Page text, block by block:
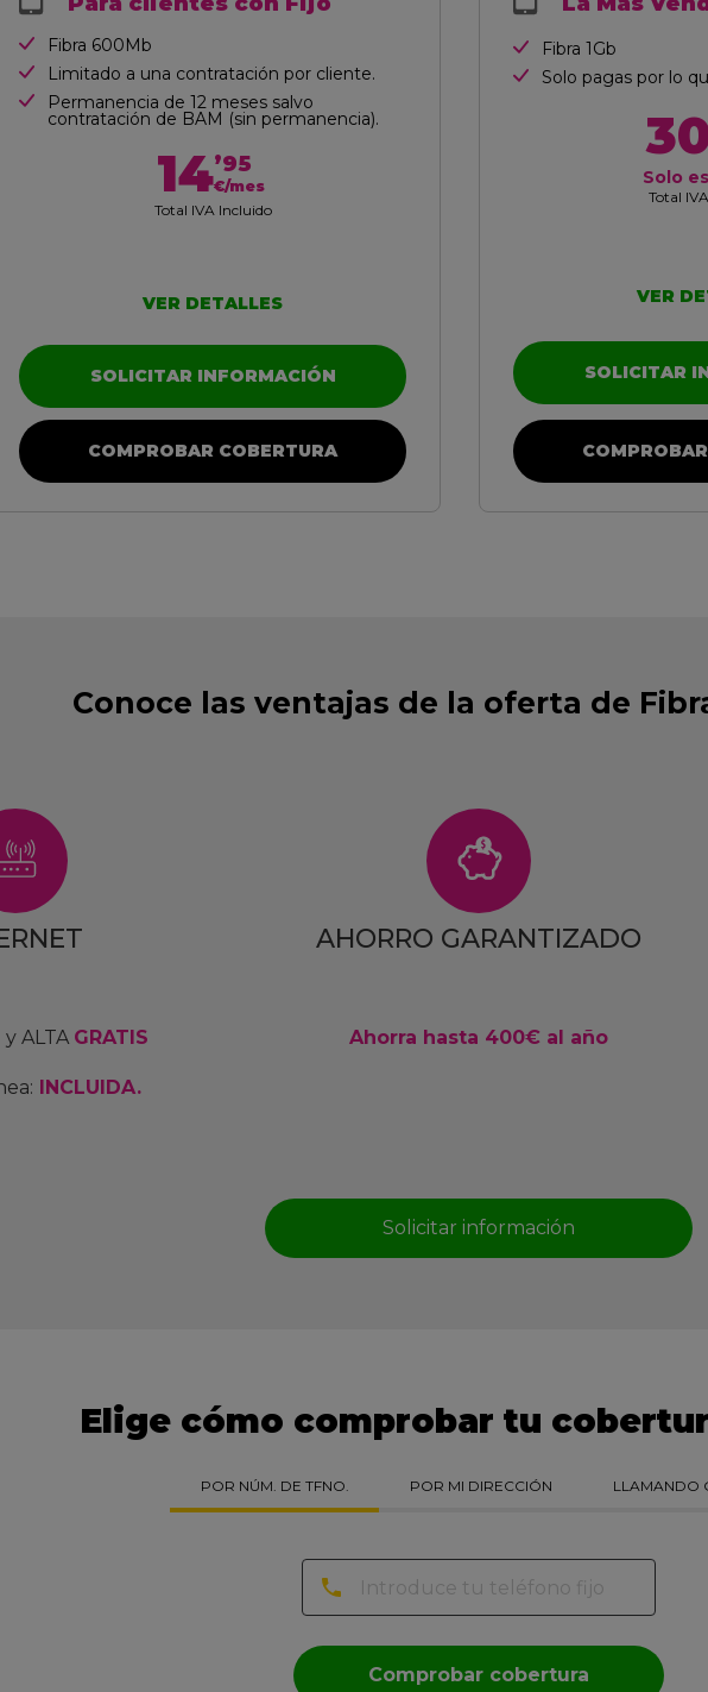
Fibra 600Mb
Limitado a una contratación por cliente.
Permanencia de 12 meses salvo
contratación de BAM (sin permanencia).
14’95
€/mes
Total IVA Incluido
VER DETALLES
SOLICITAR INFORMACIÓN
COMPROBAR COBERTURA
Fibra 1Gb
Solo pagas por lo
Solo
Total
VER
SOLICITAR
Conoce las ventajas de la oferta de
ALTA GRATIS
INCLUIDA.
AHORRO GARANTIZADO
Ahorra hasta 400€ al año
Solicitar información
Elige cómo comprobar tu
POR NÚM. DE TFNO. POR MI DIRECCIÓN LLAMANDO
Comprobar cobertura